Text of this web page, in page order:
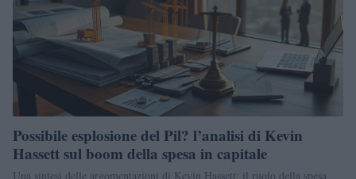
Possibile esplosione del Pil? l’analisi di Kevin
Hassett sul boom della spesa in capitale
Una sintesi delle argomentazioni di Kevin Hassett: il ruolo della spesa